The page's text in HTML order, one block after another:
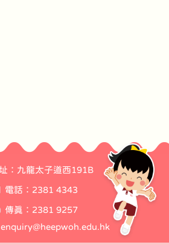
：九龍太子道西191B
電話：2381 4343
傳真：2381 9257
enquiry@heepwoh.edu.hk